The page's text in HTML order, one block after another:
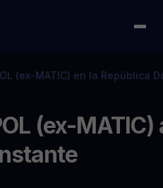
(ex-MATIC) en la República
(ex-MATIC)